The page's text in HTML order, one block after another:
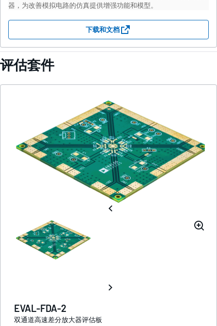
器，为改善模拟电路的仿真提供增强功能和模型。
下载和文档
评估套件
EVAL-FDA-2
双通道高速差分放大器评估板